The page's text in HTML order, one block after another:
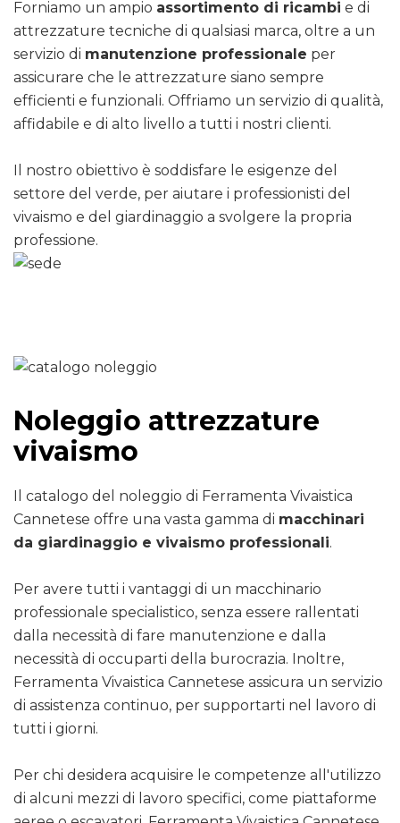
Forniamo un ampio assortimento di ricambi e di
attrezzature tecniche di qualsiasi marca, oltre a un
servizio di manutenzione professionale per
assicurare che le attrezzature siano sempre
efficienti e funzionali. Offriamo un servizio di qualità,
affidabile e di alto livello a tutti i nostri clienti.
Il nostro obiettivo è soddisfare le esigenze del
settore del verde, per aiutare i professionisti del
vivaismo e del giardinaggio a svolgere la propria
professione.
Noleggio attrezzature
vivaismo
Il catalogo del noleggio di Ferramenta Vivaistica
Cannetese offre una vasta gamma di macchinari
da giardinaggio e vivaismo professionali.
Per avere tutti i vantaggi di un macchinario
professionale specialistico, senza essere rallentati
dalla necessità di fare manutenzione e dalla
necessità di occuparti della burocrazia. Inoltre,
Ferramenta Vivaistica Cannetese assicura un servizio
di assistenza continuo, per supportarti nel lavoro di
tutti i giorni.
Per chi desidera acquisire le competenze all'utilizzo
di alcuni mezzi di lavoro specifici, come piattaforme